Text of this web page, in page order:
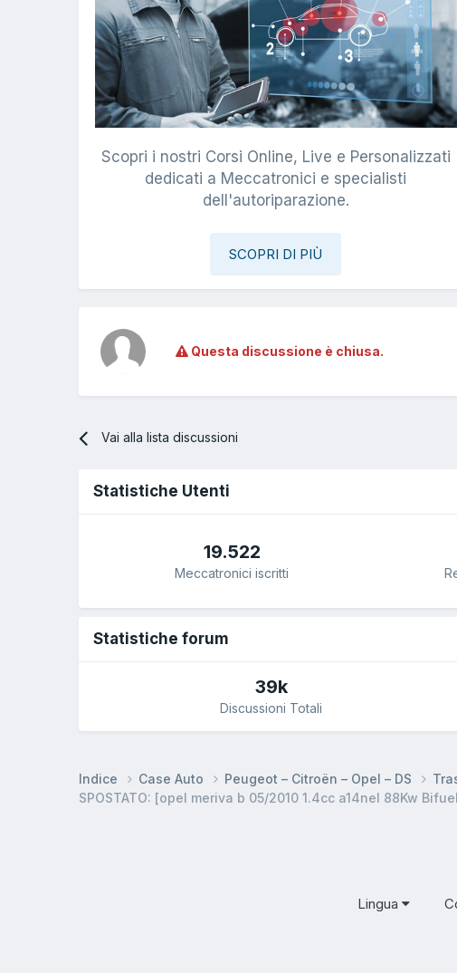
Scopri i nostri Corsi Online, Live e Personalizzati
dedicati a Meccatronici e specialisti
dell'autoriparazione.
SCOPRI DI PIÙ
Questa discussione è chiusa.
Vai alla lista discussioni
Statistiche Utenti
19.522
Meccatronici iscritti
Statistiche forum
39k
Discussioni Totali
Indice Case Auto Peugeot – Citroën – Opel – DS
SPOSTATO: [opel meriva b 05/2010 1.4cc a14nel 88Kw
Lingua